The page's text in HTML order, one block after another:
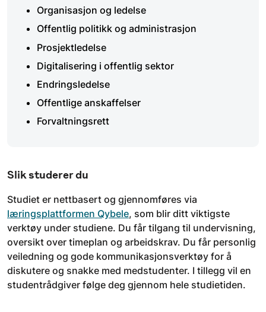
Organisasjon og ledelse
Offentlig politikk og administrasjon
Prosjektledelse
Digitalisering i offentlig sektor
Endringsledelse
Offentlige anskaffelser
Forvaltningsrett
Slik studerer du
Studiet er nettbasert og gjennomføres via
læringsplattformen Qybele, som blir ditt viktigste
verktøy under studiene. Du får tilgang til undervisning,
oversikt over timeplan og arbeidskrav. Du får personlig
veiledning og gode kommunikasjonsverktøy for å
diskutere og snakke med medstudenter. I tillegg vil en
studentrådgiver følge deg gjennom hele studietiden.